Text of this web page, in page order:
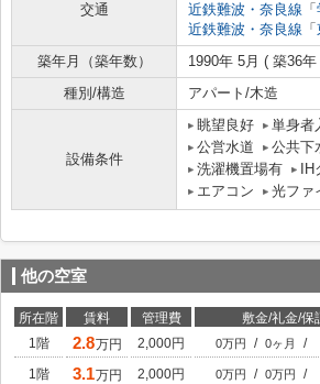
交通
近鉄難波・奈良線 「
近鉄難波・奈良線 「
築年月（築年数）
1990年 5月 ( 築36年
種別/構造
アパート/木造
設備条件
眺望良好 単身者
公営水道
公共下
洗濯機置場有
エアコン
光ファ
他の空室
所在階 賃料 管理費 敷金/礼金/保
1階
2.8万円 2,000円 0万円 / 0ヶ月 /
1階
3.1万円 2,000円 0万円 / 0万円 /